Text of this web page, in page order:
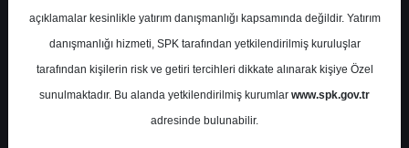
İntegral Yatırım
Rapor Detay
DOAS - Bilanço Analizi
İntegral Yatırım 12 Kasım 2024
açıklamalar kesinlikle yatırım danışmanlığı kapsamında değildir. Yatırım
danışmanlığı hizmeti, SPK tarafından yetkilendirilmiş kuruluşlar
tarafından kişilerin risk ve getiri tercihleri dikkate alınarak kişiye Özel
sunulmaktadır. Bu alanda yetkilendirilmiş kurumlar www.spk.gov.tr
adresinde bulunabilir.